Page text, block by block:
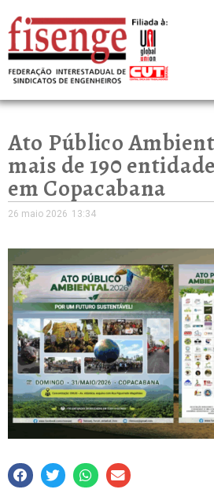
Ato Público
mais de 190
em Copacabana
26 maio 2026 13:34